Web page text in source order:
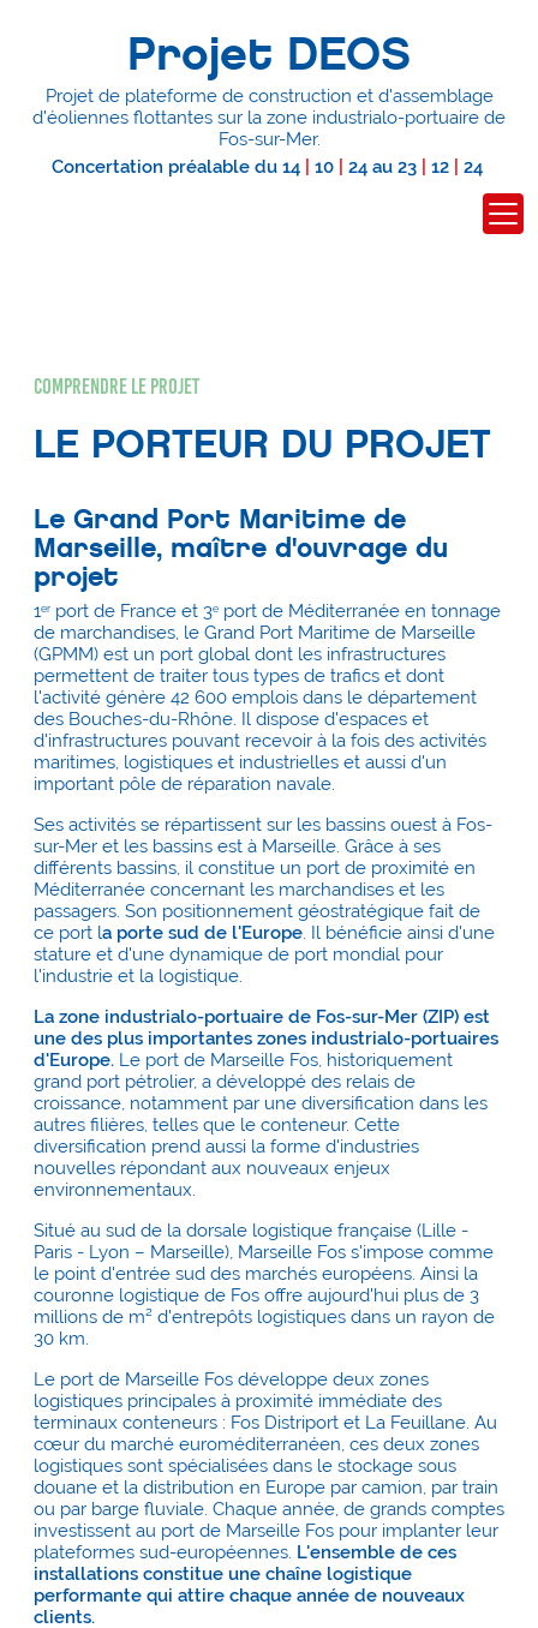
Projet DEOS
Projet de plateforme de construction et d'assemblage
d'éoliennes flottantes sur la zone industrialo-portuaire de
Fos-sur-Mer.
Concertation préalable du 14 10 24au 23 12 24
Comprendre le projet
LE PORTEUR DU PROJET
Le Grand Port Maritime de
Marseille, maître d'ouvrage du
projet
1er port de France et 3e port de Méditerranée en tonnage
de marchandises, le Grand Port Maritime de Marseille
(GPMM) est un port global dont les infrastructures
permettent de traiter tous types de trafics et dont
l'activité génère 42 600 emplois dans le département
des Bouches-du-Rhône. Il dispose d'espaces et
d'infrastructures pouvant recevoir à la fois des activités
maritimes, logistiques et industrielles et aussi d'un
important pôle de réparation navale.
Ses activités se répartissent sur les bassins ouest à Fos-
sur-Mer et les bassins est à Marseille. Grâce à ses
différents bassins, il constitue un port de proximité en
Méditerranée concernant les marchandises et les
passagers. Son positionnement géostratégique fait de
ce port la porte sud de l'Europe . Il bénéficie ainsi d'une
stature et d'une dynamique de port mondial pour
l'industrie et la logistique.
La zone industrialo-portuaire de Fos-sur-Mer (ZIP) est
une des plus importantes zones industrialo-portuaires
d'Europe. Le port de Marseille Fos, historiquement
grand port pétrolier, a développé des relais de
croissance, notamment par une diversification dans les
autres filières, telles que le conteneur. Cette
diversification prend aussi la forme d'industries
nouvelles répondant aux nouveaux enjeux
environnementaux.
Situé au sud de la dorsale logistique française (Lille -
Paris - Lyon – Marseille), Marseille Fos s'impose comme
le point d'entrée sud des marchés européens. Ainsi la
couronne logistique de Fos offre aujourd'hui plus de 3
millions de m² d'entrepôts logistiques dans un rayon de
30 km.
Le port de Marseille Fos développe deux zones
logistiques principales à proximité immédiate des
terminaux conteneurs : Fos Distriport et La Feuillane. Au
cœur du marché euroméditerranéen, ces deux zones
logistiques sont spécialisées dans le stockage sous
douane et la distribution en Europe par camion, par train
ou par barge fluviale. Chaque année, de grands comptes
investissent au port de Marseille Fos pour implanter leur
plateformes sud-européennes. L'ensemble de ces
installations constitue une chaîne logistique
performante qui attire chaque année de nouveaux
clients.